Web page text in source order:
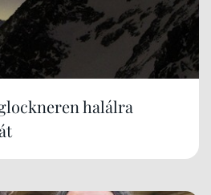
halálra